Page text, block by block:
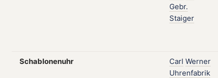
Gebr.
Staiger
Schablonenuhr Carl Werner
Uhrenfabrik